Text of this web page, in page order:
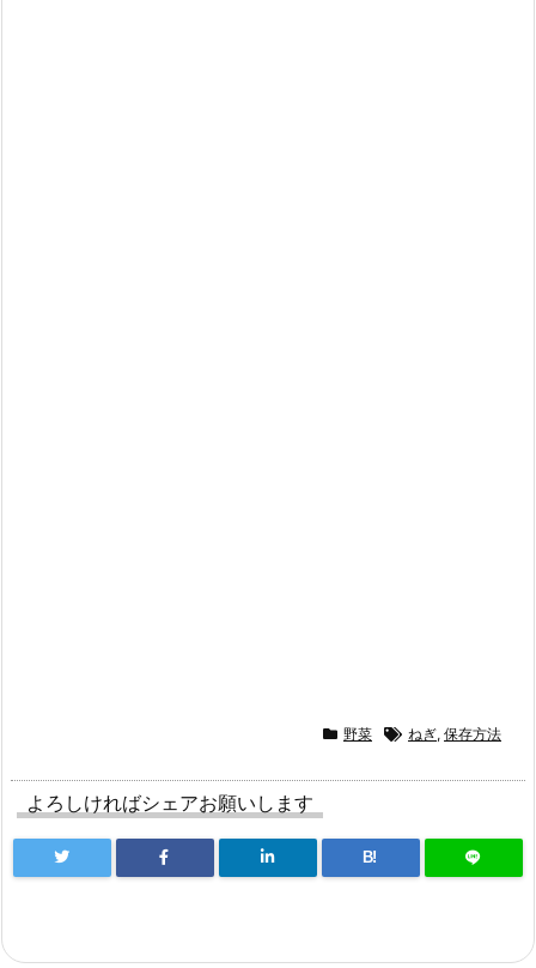
野菜 ねぎ, 保存方法
よろしければシェアお願いします
B!